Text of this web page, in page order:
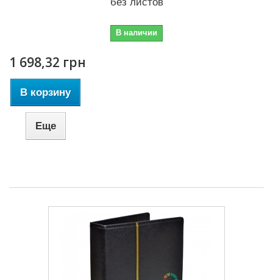
В наличии
1 698,32 грн
В корзину
Еще